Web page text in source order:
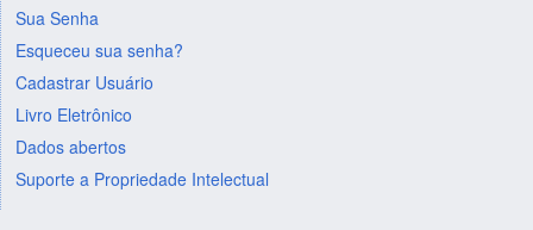
Sua Senha
Esqueceu sua senha?
Cadastrar Usuário
Livro Eletrônico
Dados abertos
Suporte a Propriedade Intelectual